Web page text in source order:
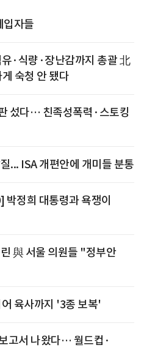
입자들
·식량·장난감까지 총괄 北
숙청 안 됐다
섰다… 친족성폭력·스토킹
... ISA 개편안에 개미들 분통
정희 대통령과 욕쟁이
與 서울 의원들 "정부안
육사까지 '3종 보복'
고서 나왔다… 월드컵·